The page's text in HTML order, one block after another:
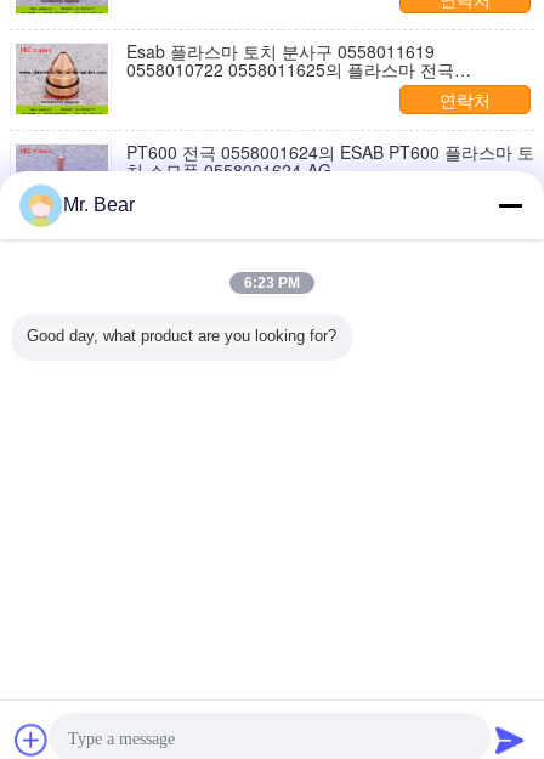
Esab 플라스마 토치 분사구 0558011619
0558010722 0558011625의 플라스마 전극
연락처
PT600 전극 0558001624의 ESAB PT600 플라스마 토
치 소모품 0558001624-AG
/0004485829/35886 PT600
잡담
Mr. Bear
6:23 PM
Good day, what product are you looking for?